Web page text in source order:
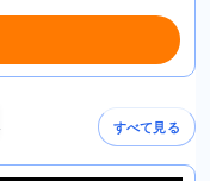
すべて見る